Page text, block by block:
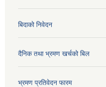
बिदाको निवेदन
दैनिक तथा भ्रमण खर्चको बिल
भ्रमण प्रतिवेदन फारम